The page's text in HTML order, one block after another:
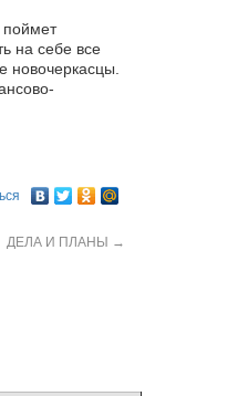
поймет
на себе все
новочеркасцы.
ДЕЛА И ПЛАНЫ →